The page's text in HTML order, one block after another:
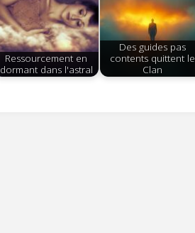
Ressourcement en
dormant dans l'astral
Des guides pas
contents quittent le
Clan